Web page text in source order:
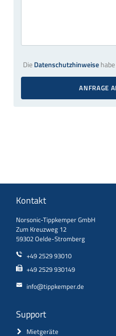
DieDatenschutzhinweise
ANFRAGE
Kontakt
Norsonic-Tippkemper GmbH
Zum Kreuzweg 12
59302 Oelde-Stromberg
+49 2529 93010
+49 2529 930149
info@tippkemper.de
Support
Mietgeräte